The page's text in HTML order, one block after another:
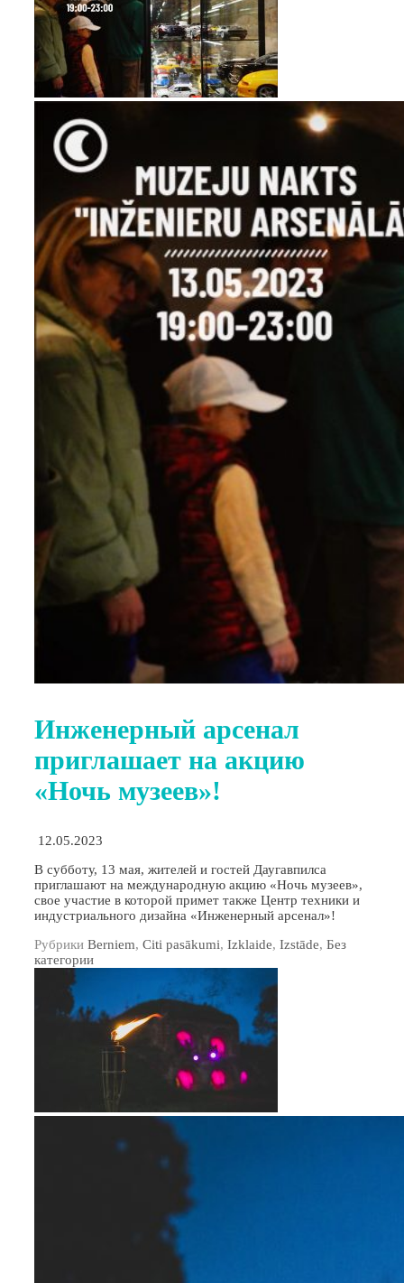
Инженерный арсенал
приглашает на акцию
«Ночь музеев»!
12.05.2023
В субботу, 13 мая, жителей и гостей Даугавпилса
приглашают на международную акцию «Ночь музеев»,
cвое участие в которой примет также Центр техники и
индустриального дизайна «Инженерный арсенал»!
Рубрики Berniem, Citi pasākumi, Izklaide, Izstāde, Без
категории